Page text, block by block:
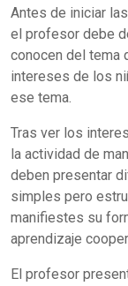
Antes de iniciar
el profesor debe
conocen del tema
intereses de los
ese tema.
Tras ver los
la actividad de
deben presentar
simples pero
manifiestes su
aprendizaje
El profesor